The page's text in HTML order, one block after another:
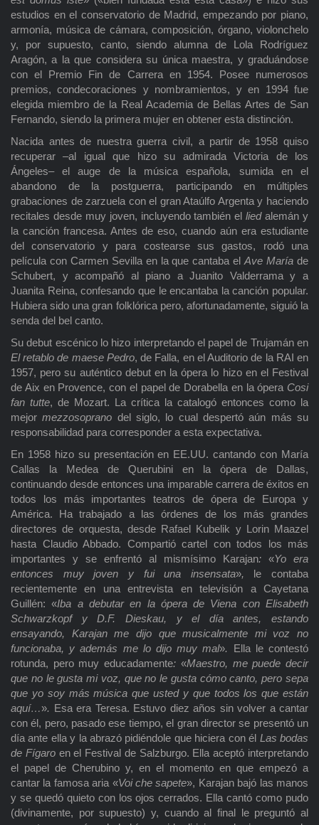
estudios en el conservatorio de Madrid, empezando por piano,
armonía, música de cámara, composición, órgano, violonchelo
y, por supuesto, canto, siendo alumna de Lola Rodríguez
Aragón, a la que considera su única maestra, y graduándose
con el Premio Fin de Carrera en 1954. Posee numerosos
premios, condecoraciones y nombramientos, y en 1994 fue
elegida miembro de la Real Academia de Bellas Artes de San
Fernando, siendo la primera mujer en obtener esta distinción.
Nacida antes de nuestra guerra civil, a partir de 1958 quiso
recuperar –al igual que hizo su admirada Victoria de los
Ángeles– el auge de la música española, sumida en el
abandono de la postguerra, participando en múltiples
grabaciones de zarzuela con el gran Ataúlfo Argenta y haciendo
recitales desde muy joven, incluyendo también elliedalemán y
la canción francesa. Antes de eso, cuando aún era estudiante
del conservatorio y para costearse sus gastos, rodó una
película con Carmen Sevilla en la que cantaba elAve María de
Schubert, y acompañó al piano a Juanito Valderrama y a
Juanita Reina, confesando que le encantaba la canción popular.
Hubiera sido una gran folklórica pero, afortunadamente, siguió la
senda del bel canto.
Su debut escénico lo hizo interpretando el papel de Trujamán en
El retablo de maese Pedro, de Falla, en el Auditorio de la RAI en
1957, pero su auténtico debut en la ópera lo hizo en el Festival
de Aix en Provence, con el papel de Dorabella en la ópera Cosi
fan tutte, de Mozart. La crítica la catalogó entonces como la
mejormezzosoprano del siglo, lo cual despertó aún más su
responsabilidad para corresponder a esta expectativa.
En 1958 hizo su presentación en EE.UU. cantando con María
Callas la Medea de Querubini en la ópera de Dallas,
continuando desde entonces una imparable carrera de éxitos en
todos los más importantes teatros de ópera de Europa y
América. Ha trabajado a las órdenes de los más grandes
directores de orquesta, desde Rafael Kubelik y Lorin Maazel
hasta Claudio Abbado. Compartió cartel con todos los más
importantes y se enfrentó al mismísimo Karajan: «Yo era
entonces muy joven y fui una insensata», le contaba
recientemente en una entrevista en televisión a Cayetana
Guillén: «Iba a debutar en la ópera de Viena con Elisabeth
Schwarzkopf y D.F. Dieskau, y el día antes, estando
ensayando, Karajan me dijo que musicalmente mi voz no
funcionaba, y además me lo dijo muy mal». Ella le contestó
rotunda, pero muy educadamente: «Maestro, me puede decir
que no le gusta mi voz, que no le gusta cómo canto, pero sepa
que yo soy más música que usted y que todos los que están
aquí…». Esa era Teresa. Estuvo diez años sin volver a cantar
con él, pero, pasado ese tiempo, el gran director se presentó un
día ante ella y la abrazó pidiéndole que hiciera con él Las bodas
de Fígaroen el Festival de Salzburgo. Ella aceptó interpretando
el papel de Cherubino y, en el momento en que empezó a
cantar la famosa aria «Voi che sapete», Karajan bajó las manos
y se quedó quieto con los ojos cerrados. Ella cantó como pudo
(divinamente, por supuesto) y, cuando al final le preguntó al